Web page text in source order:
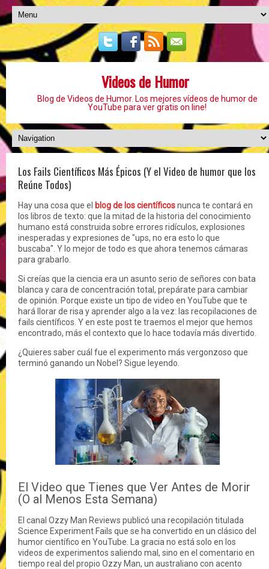
Videos de Humor
Blog de Videos de Humor. Los mejores vídeos de humor de
YouTube para ver gratis on line!
Los Fails Científicos Más Épicos (Y el Video de humor que los
Reúne Todos)
Hay una cosa que el blog de los científicosnunca te contará en
los libros de texto: que la mitad de la historia del conocimiento
humano está construida sobre errores ridículos, explosiones
inesperadas y expresiones de "ups, no era esto lo que
buscaba". Y lo mejor de todo es que ahora tenemos cámaras
para grabarlo.
Si creías que la ciencia era un asunto serio de señores con bata
blanca y cara de concentración total, prepárate para cambiar
de opinión. Porque existe un tipo de video en YouTube que te
hará llorar de risa y aprender algo a la vez: las recopilaciones de
fails científicos. Y en este post te traemos el mejor que hemos
encontrado, más el contexto que lo hace todavía más divertido.
¿Quieres saber cuál fue el experimento más vergonzoso que
terminó ganando un Nobel? Sigue leyendo.
El Video que Tienes que Ver Antes de Morir
(O al Menos Esta Semana)
El canal Ozzy Man Reviews publicó una recopilación titulada
Science Experiment Fails que se ha convertido en un clásico del
humor científico en YouTube. La gracia no está solo en los
videos de experimentos saliendo mal, sino en el comentario en
tiempo real del propio Ozzy Man, un australiano con acento